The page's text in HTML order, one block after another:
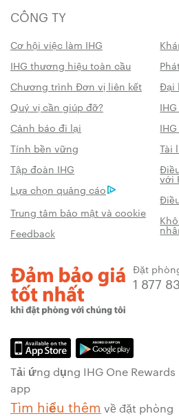
CÔNG TY
Cơ hội việc làm IHG
IHG thương hiệu toàn cầu
Chương trình Đơn vị liên kết
Đại
Quý vị cần giúp đỡ?
Cảnh báo đi lại
Tính bền vững
Tài
Tập đoàn IHG
với
Lựa chọn quảng cáo
Trung tâm bảo mật và cookie
Feedback
Đặt
1 877
Tải ứng dụng IHG One Rewards
app
Tìm hiểu thêm về đặt phòng